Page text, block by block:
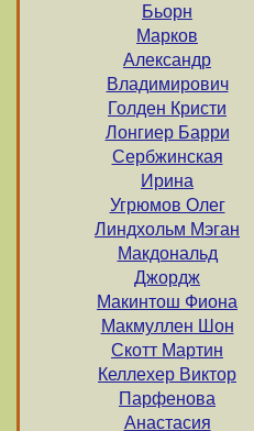
Бьорн
Марков
Александр
Владимирович
Голден Кристи
Лонгиер Барри
Сербжинская
Ирина
Угрюмов Олег
Линдхольм Мэган
Макдональд
Джордж
Макинтош Фиона
Макмуллен Шон
Скотт Мартин
Келлехер Виктор
Парфенова
Анастасия